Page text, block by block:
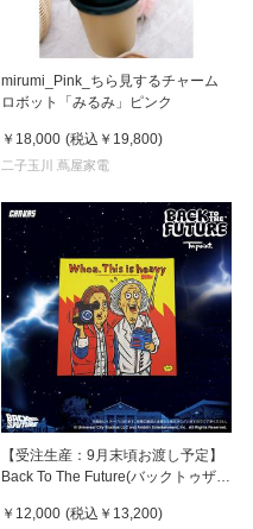
mirumi_Pink_ちら見するチャーム
ロボット「みるみ」ピンク
￥18,000 (税込 ￥19,800)
二子玉川 蔦屋家電
【受注生産：9月末頃お渡し予定】
Back To The Future(バックトゥザフ
Marty & Doc(マーティ＆ドク)
￥12,000 (税込 ￥13,200)